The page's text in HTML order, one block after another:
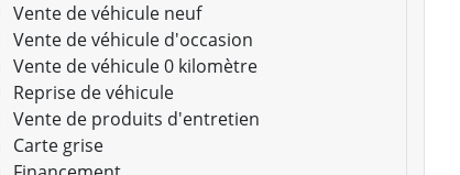
Vente de véhicule neuf
Vente de véhicule d'occasion
Vente de véhicule 0 kilomètre
Reprise de véhicule
Vente de produits d'entretien
Carte grise